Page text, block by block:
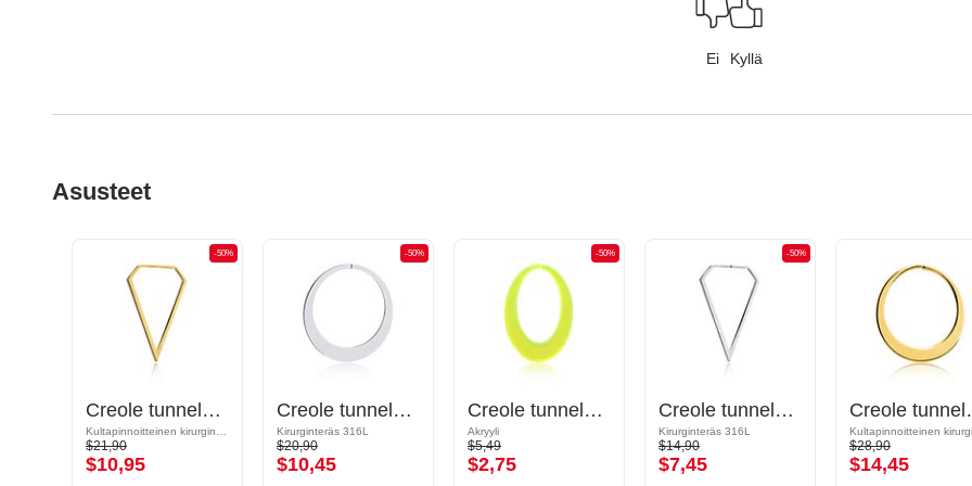
Ei Kyllä
Asusteet
-50%
Creole tunneleille (kirurginen teräs, kulta, kiiltävä pinta)
$21,90
$10,95
-50%
Creole tunneleille ja tuubeille
Kirurginteräs 316L
$20,90
$10,45
-50%
Creole tunneleille (akryyli, eri värejä)
Akryyli
$5,49
$2,75
-50%
Creole tunneleille (kirurginen teräs, hopea, kiiltävä pinta)
Kirurginteräs 316L
$14,90
$7,45
Creole
$28,90
$14,45